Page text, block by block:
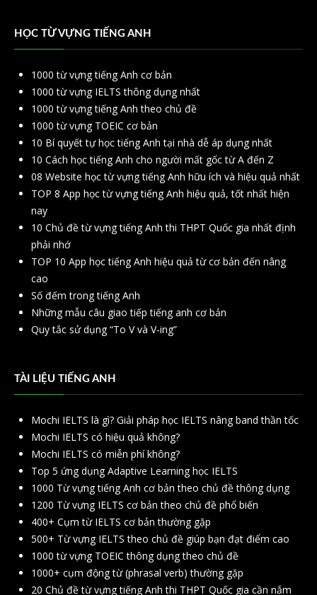
HỌC TỪ VỰNG TIẾNG ANH
1000 từ vựng tiếng Anh cơ bản
1000 từ vựng IELTS thông dụng nhất
1000 từ vựng tiếng Anh theo chủ đề
1000 từ vựng TOEIC cơ bản
10 Bí quyết tự học tiếng Anh tại nhà dễ áp dụng nhất
10 Cách học tiếng Anh cho người mất gốc từ A đến Z
08 Website học từ vựng tiếng Anh hữu ích và hiệu quả nhất
TOP 8 App học từ vựng tiếng Anh hiệu quả, tốt nhất hiện
nay
10 Chủ đề từ vựng tiếng Anh thi THPT Quốc gia nhất định
phải nhớ
TOP 10 App học tiếng Anh hiệu quả từ cơ bản đến nâng
cao
Số đếm trong tiếng Anh
Những mẫu câu giao tiếp tiếng anh cơ bản
Quy tắc sử dụng “To V và V-ing”
TÀI LIỆU TIẾNG ANH
Mochi IELTS là gì? Giải pháp học IELTS nâng band thần tốc
Mochi IELTS có hiệu quả không?
Mochi IELTS có miễn phí không?
Top 5 ứng dụng Adaptive Learning học IELTS
1000 Từ vựng tiếng Anh cơ bản theo chủ đề thông dụng
1200 Từ vựng IELTS cơ bản theo chủ đề phổ biến
400+ Cụm từ IELTS cơ bản thường gặp
500+ Từ vựng IELTS theo chủ đề giúp bạn đạt điểm cao
1000 từ vựng TOEIC thông dụng theo chủ đề
1000+ cụm động từ (phrasal verb) thường gặp
20 Chủ đề từ vựng tiếng Anh thi THPT Quốc gia cần nắm